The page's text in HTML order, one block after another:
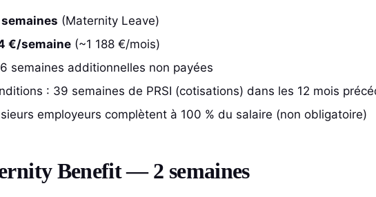
(Maternity Leave)
€/semaine (~1 188 €/mois)
semaines additionnelles non payées
: 39 semaines de PRSI (cotisations) dans les 12 mois
employeurs complètent à 100 % du salaire (non obligatoire)
Benefit — 2 semaines